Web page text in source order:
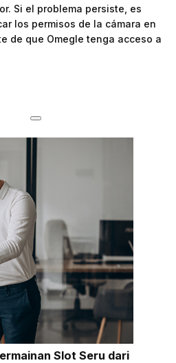
Si el problema persiste, es
los permisos de la cámara en
de que Omegle tenga acceso a
Slot Seru dari